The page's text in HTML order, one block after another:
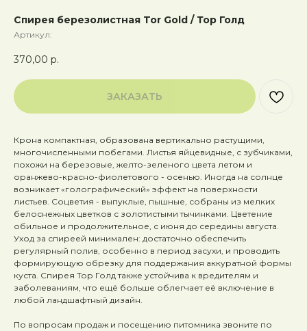
Спирея березолистная Tor Gold / Тор Голд
Артикул:
370,00 р.
ЗАКАЗАТЬ
Крона компактная, образована вертикально растущими,
многочисленными побегами. Листья яйцевидные, с зубчиками,
похожи на березовые, желто-зеленого цвета летом и
оранжево-красно-фиолетового - осенью. Иногда на солнце
возникает «голографический» эффект на поверхности
листьев. Соцветия - выпуклые, пышные, собраны из мелких
белоснежных цветков с золотистыми тычинками. Цветение
обильное и продолжительное, с июня до середины августа.
Уход за спиреей минимален: достаточно обеспечить
регулярный полив, особенно в период засухи, и проводить
формирующую обрезку для поддержания аккуратной формы
куста. Спирея Тор Голд также устойчива к вредителям и
заболеваниям, что ещё больше облегчает её включение в
любой ландшафтный дизайн.
По вопросам продаж и посещению питомника звоните по